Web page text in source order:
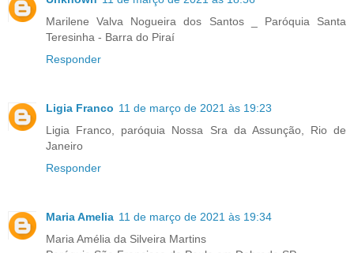
Marilene Valva Nogueira dos Santos _ Paróquia Santa
Teresinha - Barra do Piraí
Responder
Ligia Franco 11 de março de 2021 às 19:23
Ligia Franco, paróquia Nossa Sra da Assunção, Rio de
Janeiro
Responder
Maria Amelia 11 de março de 2021 às 19:34
Maria Amélia da Silveira Martins